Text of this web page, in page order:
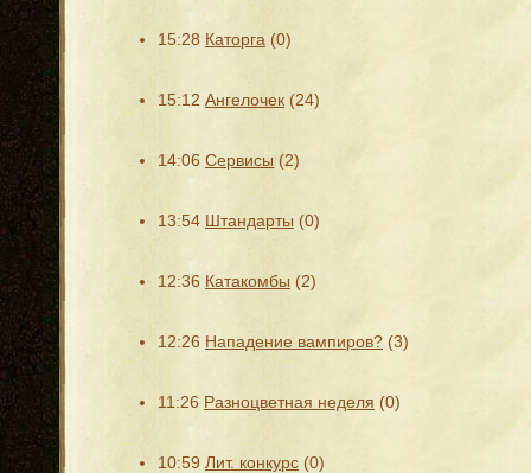
15:28 Каторга (0)
15:12 Ангелочек (24)
14:06 Сервисы (2)
13:54 Штандарты (0)
12:36 Катакомбы (2)
12:26 Нападение вампиров? (3)
11:26 Разноцветная неделя (0)
10:59 Лит. конкурс (0)